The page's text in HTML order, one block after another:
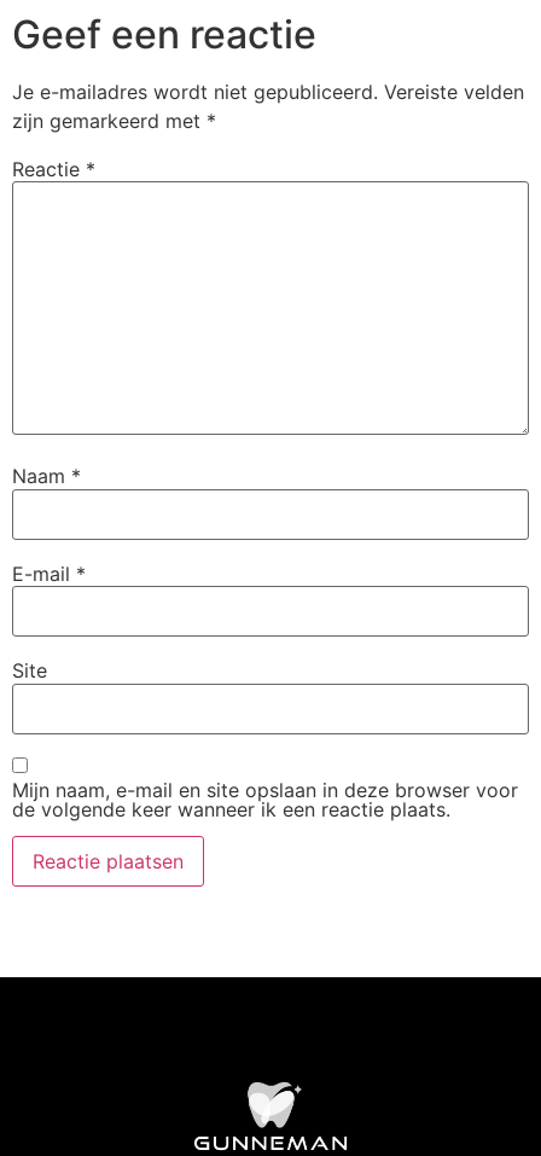
Geef een reactie
Je e-mailadres wordt niet gepubliceerd. Vereiste velden
zijn gemarkeerd met *
Reactie *
Naam *
E-mail *
Site
Mijn naam, e-mail en site opslaan in deze browser voor
de volgende keer wanneer ik een reactie plaats.